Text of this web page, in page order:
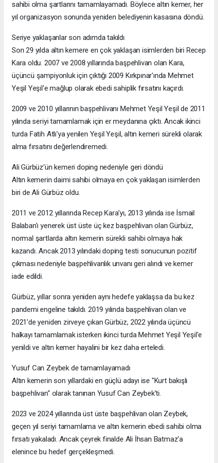
sahibi olma şartlarını tamamlayamadı. Böylece altın kemer, her
yıl organizasyon sonunda yeniden belediyenin kasasına döndü.
Seriye yaklaşanlar son adımda takıldı
Son 29 yılda altın kemere en çok yaklaşan isimlerden biri Recep
Kara oldu. 2007 ve 2008 yıllarında başpehlivan olan Kara,
üçüncü şampiyonluk için çıktığı 2009 Kırkpınar'ında Mehmet
Yeşil Yeşil'e mağlup olarak ebedi sahiplik fırsatını kaçırdı.
2009 ve 2010 yıllarının başpehlivanı Mehmet Yeşil Yeşil de 2011
yılında seriyi tamamlamak için er meydanına çıktı. Ancak ikinci
turda Fatih Atlı'ya yenilen Yeşil Yeşil, altın kemeri sürekli olarak
alma fırsatını değerlendiremedi.
Ali Gürbüz'ün kemeri doping nedeniyle geri döndü
Altın kemerin daimi sahibi olmaya en çok yaklaşan isimlerden
biri de Ali Gürbüz oldu.
2011 ve 2012 yıllarında Recep Kara'yı, 2013 yılında ise İsmail
Balaban'ı yenerek üst üste üç kez başpehlivan olan Gürbüz,
normal şartlarda altın kemerin sürekli sahibi olmaya hak
kazandı. Ancak 2013 yılındaki doping testi sonucunun pozitif
çıkması nedeniyle başpehlivanlık unvanı geri alındı ve kemer
iade edildi.
Gürbüz, yıllar sonra yeniden aynı hedefe yaklaşsa da bu kez
pandemi engeline takıldı. 2019 yılında başpehlivan olan ve
2021'de yeniden zirveye çıkan Gürbüz, 2022 yılında üçüncü
halkayı tamamlamak isterken ikinci turda Mehmet Yeşil Yeşil'e
yenildi ve altın kemer hayalini bir kez daha erteledi.
Yusuf Can Zeybek de tamamlayamadı
Altın kemerin son yıllardaki en güçlü adayı ise "Kurt bakışlı
başpehlivan" olarak tanınan Yusuf Can Zeybek'ti.
2023 ve 2024 yıllarında üst üste başpehlivan olan Zeybek,
geçen yıl seriyi tamamlama ve altın kemerin ebedi sahibi olma
fırsatı yakaladı. Ancak çeyrek finalde Ali İhsan Batmaz'a
elenince bu hedef gerçekleşmedi.